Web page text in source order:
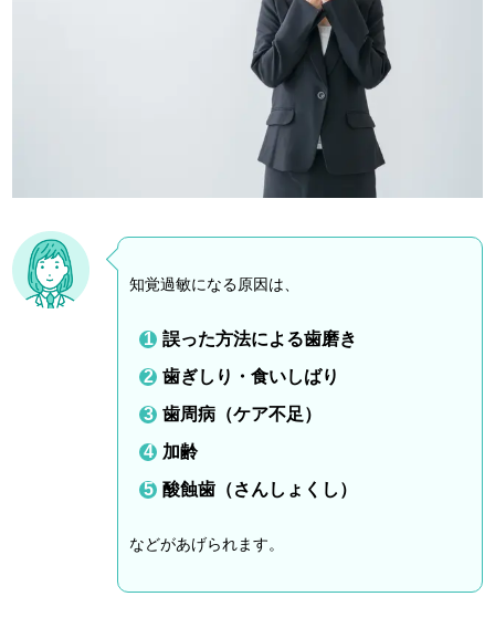
知覚過敏になる原因は、
誤った方法による歯磨き
歯ぎしり・食いしばり
歯周病（ケア不足）
加齢
酸蝕歯（さんしょくし）
などがあげられます。